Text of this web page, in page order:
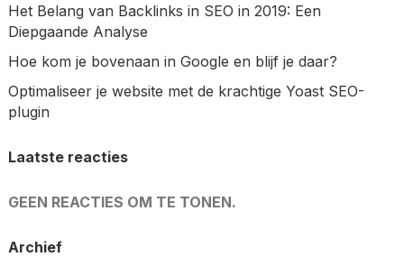
Het Belang van Backlinks in SEO in 2019: Een
Diepgaande Analyse
Hoe kom je bovenaan in Google en blijf je daar?
Optimaliseer je website met de krachtige Yoast SEO-
plugin
Laatste reacties
GEEN REACTIES OM TE TONEN.
Archief